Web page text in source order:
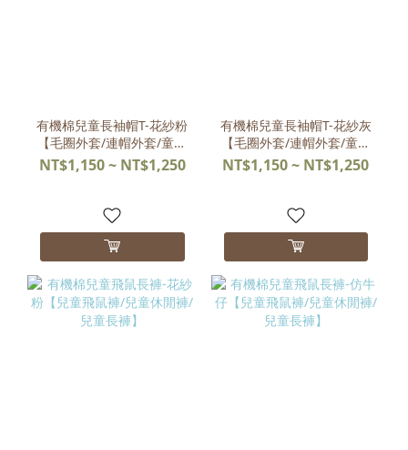
有機棉兒童長袖帽T-花紗粉
【毛圈外套/連帽外套/童裝
外套】
NT$1,150 ~ NT$1,250
有機棉兒童長袖帽T-花紗灰
【毛圈外套/連帽外套/童裝
外套】
NT$1,150 ~ NT$1,250